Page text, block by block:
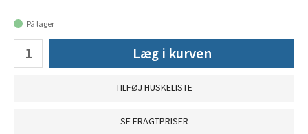
På lager
Læg i kurven
TILFØJ HUSKELISTE
SE FRAGTPRISER